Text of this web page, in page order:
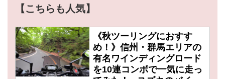
【こちらも人気】
《秋ツーリングにおすす
め！》信州・群馬エリアの
有名ワインディングロード
を10連コンボで一気に走っ